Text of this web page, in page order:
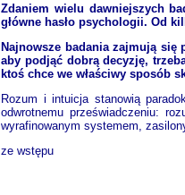
Zdaniem wielu dawniejszych
główne hasło psychologii. Od
Najnowsze badania zajmują
aby podjąć dobrą decyzję,
ktoś chce we właściwy sposób
Rozum i intuicja stanowią
odwrotnemu przeświadczeniu:
wyrafinowanym systemem,
ze wstępu